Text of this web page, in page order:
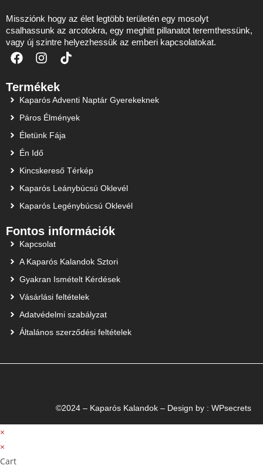
Missziónk hogy az élet legtöbb területén egy mosolyt
csalhassunk az arcotokra, egy meghitt pillanatot teremthessünk,
vagy új szintre helyezhessük az emberi kapcsolatokat.
Termékek
Kaparós Adventi Naptár Gyerekeknek
Páros Élmények
Életünk Fája
Én Idő
Kincskereső Térkép
Kaparós Leánybúcsú Oklevél
Kaparós Legénybúcsú Oklevél
Fontos információk
Kapcsolat
A Kaparós Kalandok Sztori
Gyakran Ismételt Kérdések
Vásárlási feltételek
Adatvédelmi szabályzat
Általános szerződési feltételek
©2024 – Kaparós Kalandok – Design by : WPsecrets
×
×
Cart